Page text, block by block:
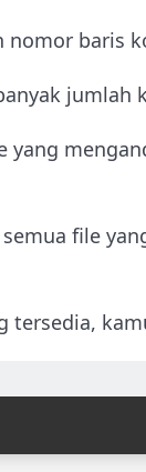
nomor baris
jumlah
yang
file
tersedia,